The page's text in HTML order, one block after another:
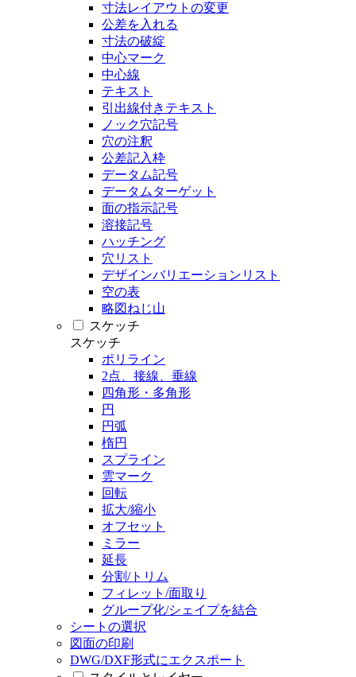
寸法レイアウトの変更
公差を入れる
寸法の破綻
中心マーク
中心線
テキスト
引出線付きテキスト
ノック穴記号
穴の注釈
公差記入枠
データム記号
データムターゲット
面の指示記号
溶接記号
ハッチング
穴リスト
デザインバリエーションリスト
空の表
略図ねじ山
スケッチ
スケッチ
ポリライン
2点、接線、垂線
四角形・多角形
円
円弧
楕円
スプライン
雲マーク
回転
拡大/縮小
オフセット
ミラー
延長
分割/トリム
フィレット/面取り
グループ化/シェイプを結合
シートの選択
図面の印刷
DWG/DXF形式にエクスポート